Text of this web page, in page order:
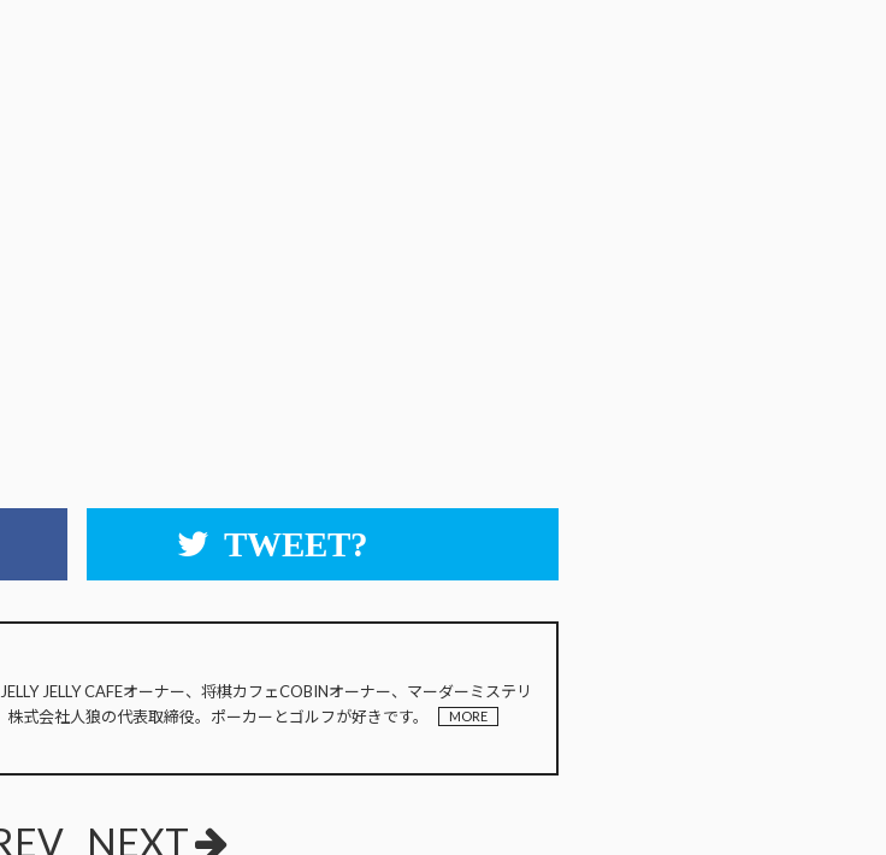
TWEET?
JELLY CAFEオーナー、将棋カフェCOBINオーナー、マーダーミステリ
式会社人狼の代表取締役。ポーカーとゴルフが好きです。
MORE
NEXT